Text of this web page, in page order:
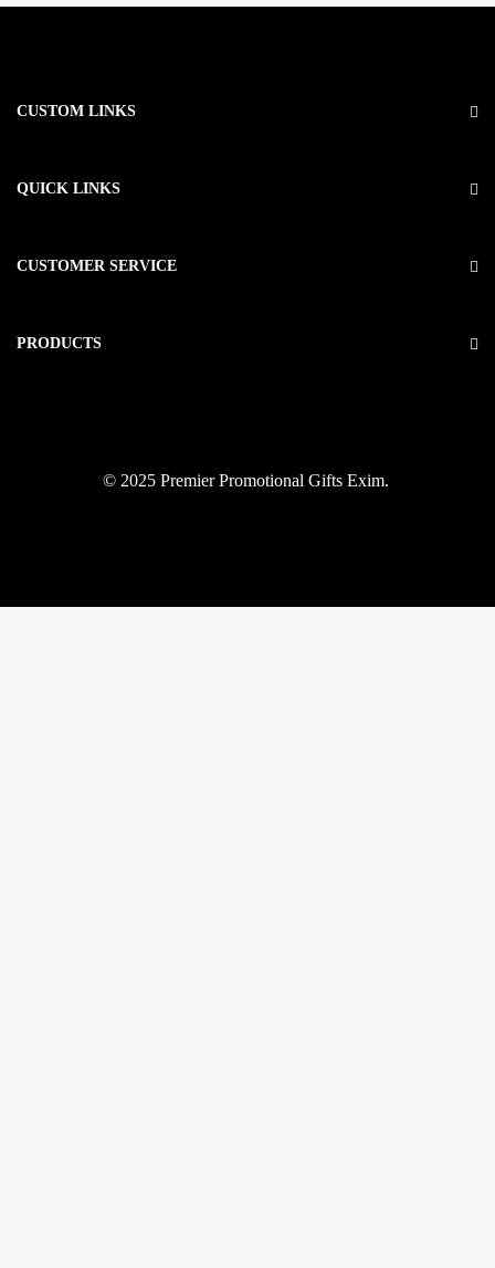
CUSTOM LINKS
QUICK LINKS
CUSTOMER SERVICE
PRODUCTS
© 2025 Premier Promotional Gifts Exim.